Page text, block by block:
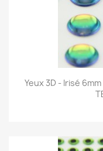
Yeux 3D - Irisé 6mm